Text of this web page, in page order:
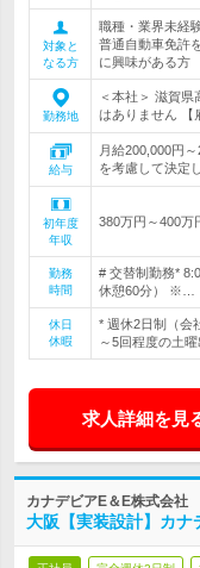
対象と
なる方
職種・業界未経
普通自動車免許
に興味がある方
勤務地
＜本社＞ 滋賀
はありません 【
給与
月給200,000円
を考慮して決定
初年度
年収
380万円～400万
勤務
時間
# 交替制勤務*
休憩60分） ※…
休日
休暇
* 週休2日制（会
～5回程度の土
求人詳細を見
カナデビアE＆E株式会社
大阪【実装設計】カナ